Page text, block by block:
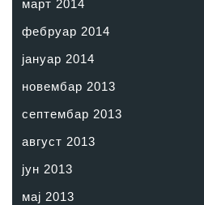
март 2014
фебруар 2014
јануар 2014
новембар 2013
септембар 2013
август 2013
јун 2013
мај 2013